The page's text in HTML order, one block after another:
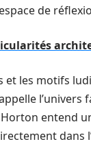
de
et les motifs
entend
dans